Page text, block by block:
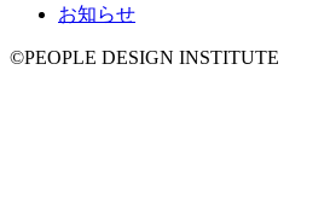
お知らせ
©PEOPLE DESIGN INSTITUTE